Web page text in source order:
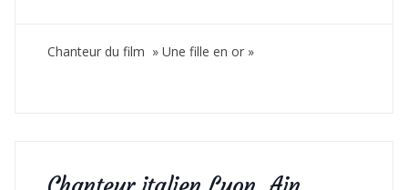
Chanteur du film » Une fille en or »